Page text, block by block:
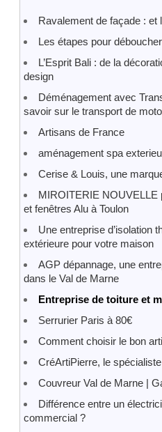
Ravalement de façade :
Les étapes pour
L’Esprit Bali : de la
design
Déménagement avec
savoir sur le transport de
Artisans de France
aménagement spa
Cerise & Louis, une
MIROITERIE NOUVELLE
et fenêtres Alu à Toulon
Une entreprise d’isolation
extérieure pour votre maison
AGP dépannage, une
dans le Val de Marne
Entreprise de toiture et
Serrurier Paris à 80€
Comment choisir le bon
CréArtiPierre, le
Couvreur Val de Marne |
Différence entre un
commercial ?